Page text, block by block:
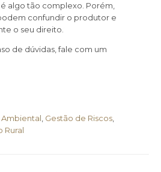
algo tão complexo. Porém,
confundir o produtor e
o seu direito.
de dúvidas, fale com um
Gestão de Riscos
Rural